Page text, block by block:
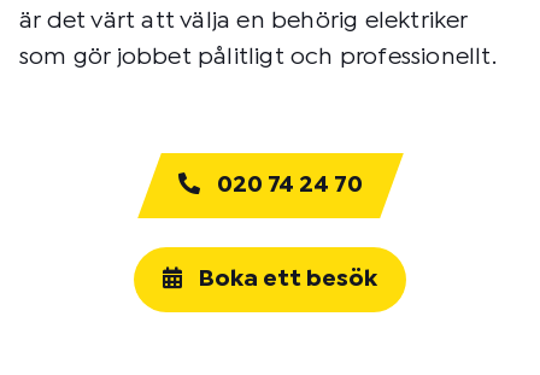
är det värt att välja en behörig elektriker
som gör jobbet pålitligt och professionellt.
020 74 24 70
Boka ett besök